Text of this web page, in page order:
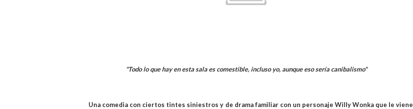
"Todo lo que hay en esta sala es comestible, incluso yo, aunque eso sería canibalismo"
Una comedia con ciertos tintes siniestros y de drama familiar con un personaje Willy Wonka que le viene